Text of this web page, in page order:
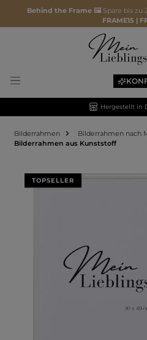
Behind the Frame 🖼️ Spare bis zu
FRAME15 |
Hergestellt in
Bilderrahmen
Bilderrahmen nach
Bilderrahmen aus Kunststoff
Bildergalerie überspringen
TOPSELLER